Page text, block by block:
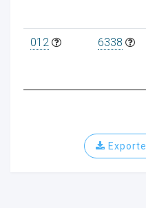
012 6338